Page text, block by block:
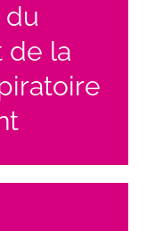
du
de la